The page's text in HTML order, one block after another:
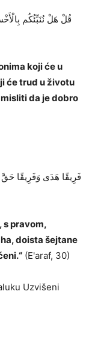
قُلْ هَلْ نُنَبِّئُكُم
koji će u
će trud u životu
da je dobro
فَرِيقًا هَدَى وَفَرِيقًا حَقَّ
s pravom,
doista šejtane
(E'araf, 30)
Uzvišeni